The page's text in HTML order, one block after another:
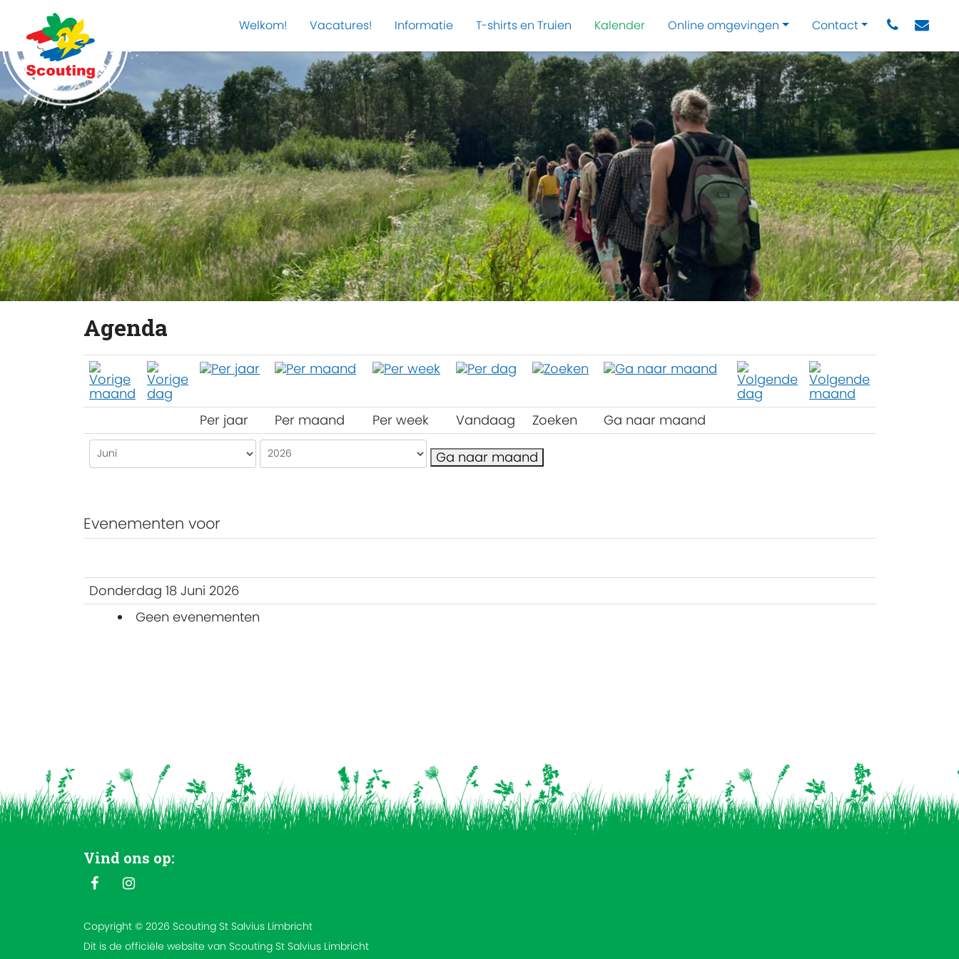
Welkom! Vacatures! Informatie T-shirts en Truien Kalender Online omgevingen Contact
Agenda
Per jaar Per maand Per week Vandaag Zoeken Ga naar maand
Ga naar maand
Evenementen voor
Donderdag 18 Juni 2026
Geen evenementen
Vind ons op:
Copyright © 2026 Scouting St Salvius Limbricht
Dit is de officiële website van Scouting St Salvius Limbricht